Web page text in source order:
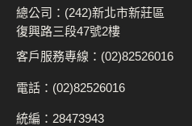
總公司：(242)新北市新莊區
復興路三段47號2樓
客戶服務專線：(02)82526016
電話：(02)82526016
統編：28473943